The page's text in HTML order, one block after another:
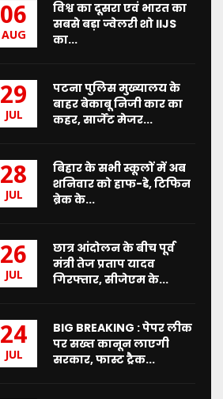
06
AUG
विश्व का दूसरा एवं भारत का
सबसे बड़ा ज्वेलरी शो IIJS
का...
29
JUL
पटना पुलिस मुख्यालय के
बाहर बेकाबू निजी कार का
कहर, सार्जेंट मेजर...
28
JUL
बिहार के सभी स्कूलों में अब
शनिवार को हाफ-डे, टिफिन
ब्रेक के...
26
JUL
छात्र आंदोलन के बीच पूर्व
मंत्री तेज प्रताप यादव
गिरफ्तार, सीजेएम के...
24
JUL
BIG BREAKING : पेपर लीक
पर सख्त कानून लाएगी
सरकार, फास्ट ट्रैक...